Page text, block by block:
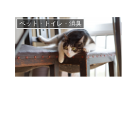
ペット・トイレ・消臭